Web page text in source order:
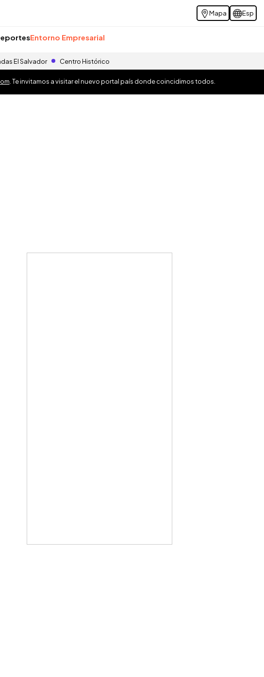
Mapa Esp
Entorno Empresarial
El Salvador Centro Histórico
. Te invitamos a visitar el nuevo portal país donde coincidimos todos.